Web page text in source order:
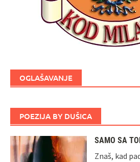
OGLAŠAVANJE
POEZIJA BY DUŠICA
SAMO SA
Znaš, kad